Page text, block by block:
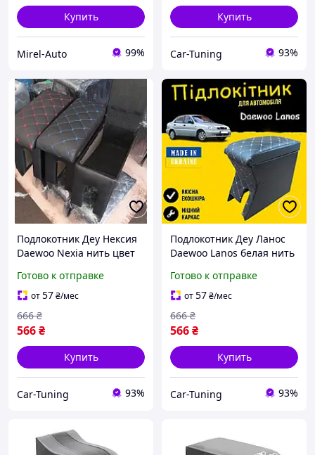
Купить
Mirel-Auto 99%
Купить
Car-Tuning 93%
Подлокотник Деу Нексия
Daewoo Nexia нить цвет
Готово к отправке
от57₴/мес
566₴
666 ₴
Купить
Car-Tuning 93%
Подлокотник Деу Ланос
Daewoo Lanos белая нить
Готово к отправке
от57₴/мес
566₴
666 ₴
Купить
Car-Tuning 93%